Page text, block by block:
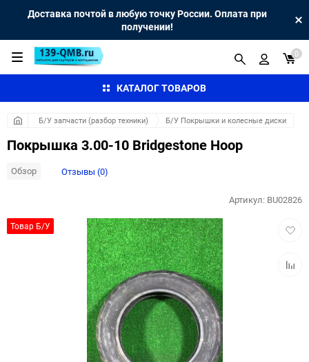
Доставка почтой в любую точку России. Оплата при
получении!
КАТАЛОГ ТОВАРОВ
0
Б/У запчасти (разбор техники) Б/У Покрышки и колесные диски
Покрышка 3.00-10 Bridgestone Hoop
Обзор Отзывы (0)
Товар Б/У
Артикул: BU02826